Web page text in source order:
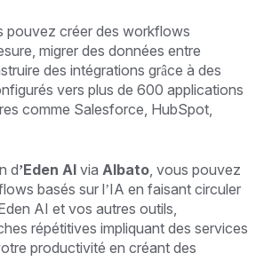
pouvez créer des workflows
migrer des données entre
des intégrations grâce à des
vers plus de 600 applications
comme Salesforce, HubSpot,
d’Eden AI via Albato , vous pouvez
basés sur l’IA en faisant circuler
AI et vos autres outils,
répétitives impliquant des services
productivité en créant des